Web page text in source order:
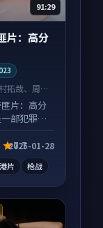
91:29
片：高分
拓哉、周迅
匪片：高分
部犯罪向
配弹幕观
7.7
2025-01-28
港片 枪战